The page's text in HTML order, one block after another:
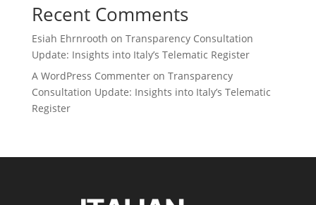
Recent Comments
Esiah Ehrnrooth on Transparency Consultation
Update: Insights into Italy’s Telematic Register
A WordPress Commenteron Transparency
Consultation Update: Insights into Italy’s Telematic
Register